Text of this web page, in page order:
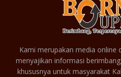
Kami merupakan media online
menyajikan informasi
khususnya untuk masyarakat